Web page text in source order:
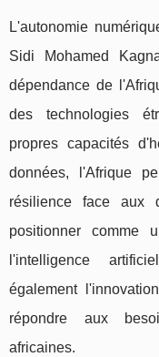
L'autonomie
Sidi Mohamed
dépendance de
des technologies
propres capacités
données, l'Afrique
résilience face aux
positionner comme
l'intelligence
également
répondre aux
africaines.